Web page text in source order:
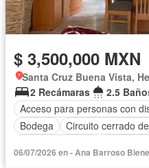
$ 3,500,000 MXN
Santa Cruz Buena Vista,
2 Recámaras
2.5
Acceso para personas con
Bodega
Circuito cerrado
Cuarto de servicio
06/07/2026 en - Ana Barroso